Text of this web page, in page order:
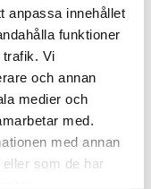
anpassa innehållet
funktioner
Vi
och annan
medier och
med.
med annan
som de har